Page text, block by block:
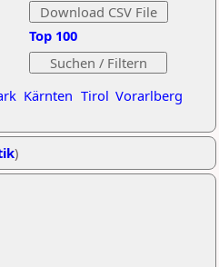
Kärnten Tirol Vorarlberg
Top 100
)